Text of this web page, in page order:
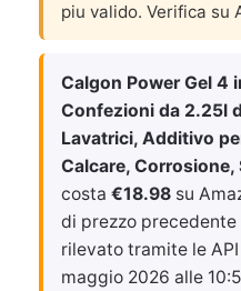
piu valido. Verifica su
Calgon Power Gel 4
Confezioni da 2.25l
Lavatrici, Additivo
Calcare,
costa €18.98 su
di prezzo precedente
rilevato tramite le
maggio 2026 alle